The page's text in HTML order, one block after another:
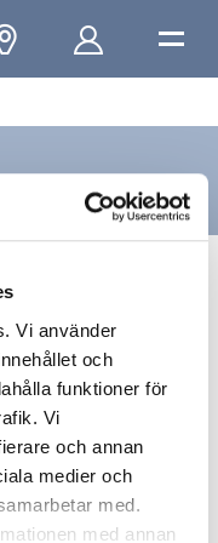
Vi använder
och
funktioner för
Vi
och annan
medier och
med.
med annan